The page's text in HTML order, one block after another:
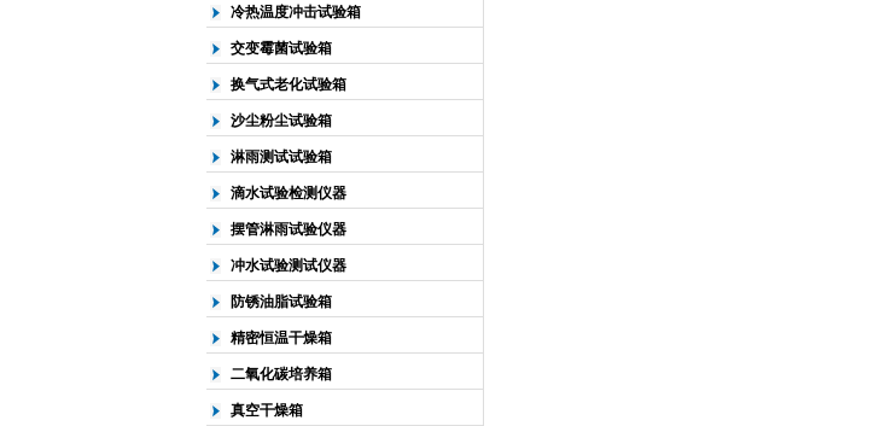
冷热温度冲击试验箱
交变霉菌试验箱
换气式老化试验箱
沙尘粉尘试验箱
淋雨测试试验箱
滴水试验检测仪器
摆管淋雨试验仪器
冲水试验测试仪器
防锈油脂试验箱
精密恒温干燥箱
二氧化碳培养箱
真空干燥箱